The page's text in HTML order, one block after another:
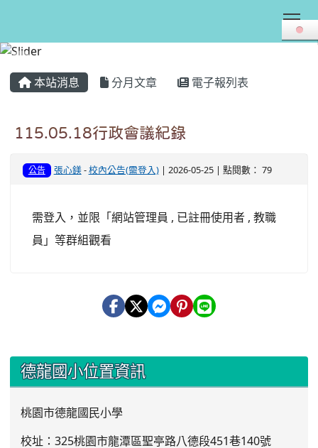
本站消息 分月文章 電子報列表
115.05.18行政會議紀錄
公告 張心鎂-校內公告(需登入)| 2026-05-25 | 點閱數： 79
需登入，並限「網站管理員 , 已註冊使用者 , 教職
員」等群組觀看
::: 德龍國小位置資訊
桃園市德龍國民小學
校址：325桃園市龍潭區聖亭路八德段451巷140號